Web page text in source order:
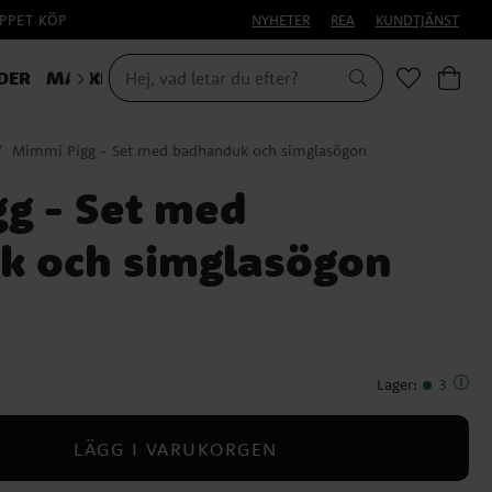
KÖP NYHETER REA KUNDTJÄNST
MASKERAD
Mimmi Pigg - Set med badhanduk och simglasögon
- Set med
och simglasögon
Lager: 3
LÄGG I VARUKORGEN